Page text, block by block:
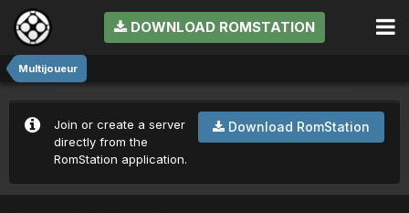
DOWNLOAD ROMSTATION
Multijoueur
Download RomStation
Join or create a server
directly from the
RomStation application.